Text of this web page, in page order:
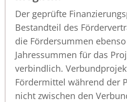
Der geprüfte
Bestandteil des
die Fördersummen
Jahressummen für das
verbindlich.
Fördermittel während der
nicht zwischen den